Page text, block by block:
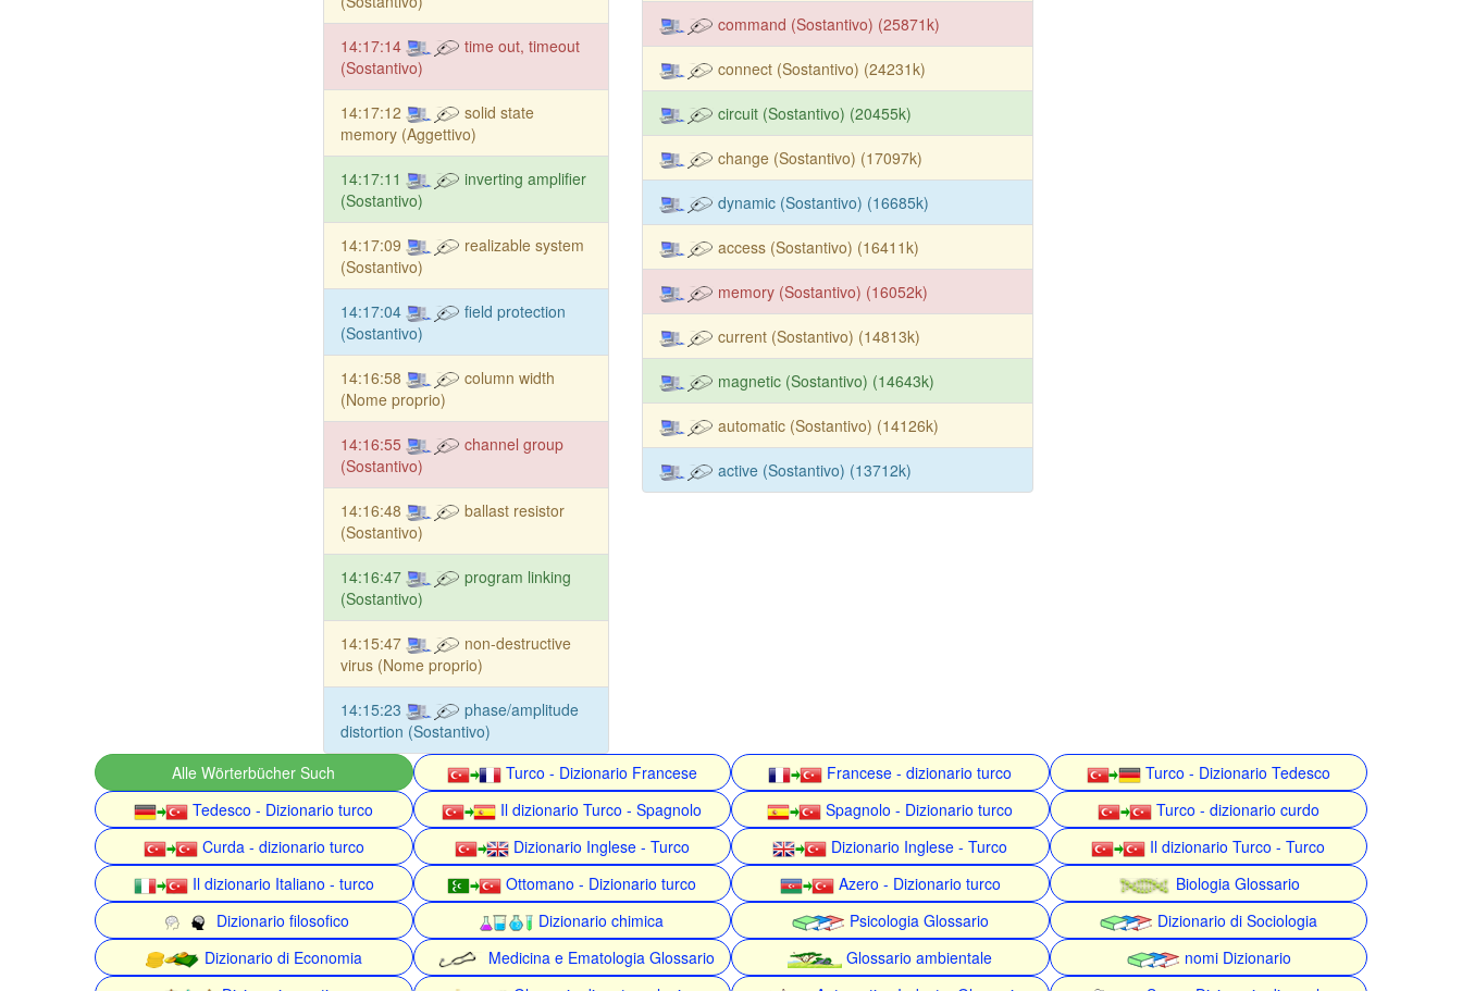
14:17:14
time out, timeout
(Sostantivo)
14:17:12
solid state
memory (Aggettivo)
14:17:11
inverting amplifier
(Sostantivo)
14:17:09
realizable system
(Sostantivo)
14:17:04
field protection
(Sostantivo)
14:16:58
column width
(Nome proprio)
14:16:55
channel group
(Sostantivo)
14:16:48
ballast resistor
(Sostantivo)
14:16:47
program linking
(Sostantivo)
14:15:47
non-destructive
virus (Nome proprio)
14:15:23
phase/amplitude
distortion (Sostantivo)
command (Sostantivo) (25871k)
connect (Sostantivo) (24231k)
circuit (Sostantivo) (20455k)
change (Sostantivo) (17097k)
dynamic (Sostantivo) (16685k)
access (Sostantivo) (16411k)
memory (Sostantivo) (16052k)
current (Sostantivo) (14813k)
magnetic (Sostantivo) (14643k)
automatic (Sostantivo) (14126k)
active (Sostantivo) (13712k)
Alle Wörterbücher Such Turco - Dizionario Francese Francese - dizionario turco
Turco - Dizionario Tedesco
Tedesco - Dizionario turco
Il dizionario Turco - Spagnolo Spagnolo - Dizionario turco
Turco - dizionario curdo
Curda - dizionario turco
Dizionario Inglese - Turco Dizionario Inglese - Turco
Il dizionario Turco - Turco
Il dizionario Italiano - turco
Ottomano - Dizionario turco Azero - Dizionario turco
Biologia Glossario
Dizionario filosofico
Dizionario chimica Psicologia Glossario
Dizionario di Sociologia
Dizionario di Economia
Medicina e Ematologia Glossario Glossario ambientale
nomi Dizionario